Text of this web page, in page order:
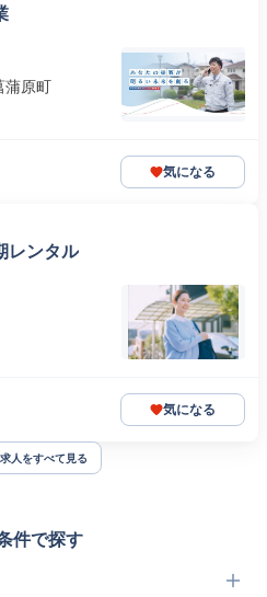
蒲原町
気になる
レンタル
気になる
人をすべて見る
件で探す